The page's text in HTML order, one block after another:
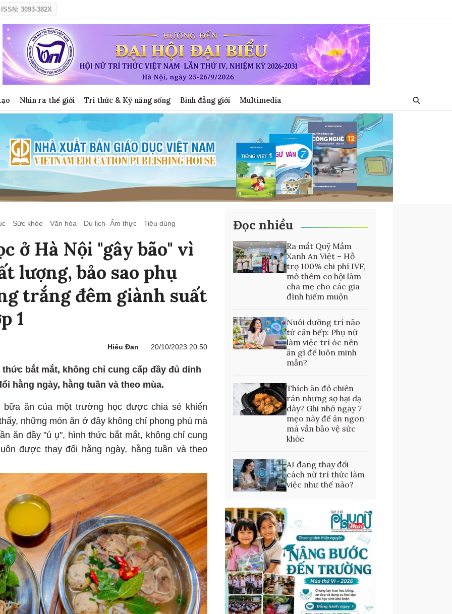
ISSN: 3093-382X
Nhìn ra thế giới Tri thức & Kỹ năng sống Bình đẳng giới Multimedia
Sức khỏe Văn hóa Du lịch- Ẩm thực Tiêu dùng
ở Hà Nội "gây bão" vì
lượng, bảo sao phụ
trắng đêm giành suất
1
Hiểu Đan 20/10/2023 20:50
bắt mắt, không chỉ cung cấp đầy đủ dinh
hằng ngày, hằng tuần và theo mùa.
ăn của một trường học được chia sẻ khiến
những món ăn ở đây không chỉ phong phú mà
ăn đầy "ú ụ", hình thức bắt mắt, không chỉ cung
được thay đổi hằng ngày, hằng tuần và theo
Đọc nhiều
Ra mắt Quỹ Mầm
Xanh An Việt – Hỗ
trợ 100% chi phí IVF,
mở thêm cơ hội làm
cha mẹ cho các gia
đình hiếm muộn
Nuôi dưỡng trí não
từ căn bếp: Phụ nữ
làm việc trí óc nên
ăn gì để luôn minh
mẫn?
Thích ăn đồ chiên
rán nhưng sợ hại dạ
dày? Ghi nhớ ngay 7
mẹo này để ăn ngon
mà vẫn bảo vệ sức
khỏe
AI đang thay đổi
cách nữ trí thức làm
việc như thế nào?